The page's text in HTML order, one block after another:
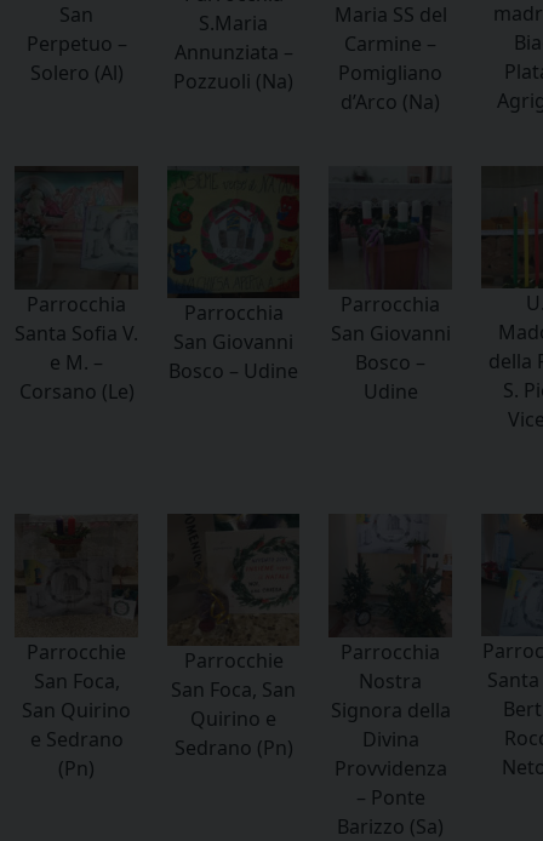
San
Perpetuo –
Solero (Al)
S.Maria
Annunziata –
Pozzuoli (Na)
Maria SS del
Carmine –
Pomigliano
d’Arco (Na)
Parrocchia
Santa Sofia V.
e M. –
Corsano (Le)
Parrocchia
San Giovanni
Bosco – Udine
Parrocchia
San Giovanni
Bosco –
Udine
della
S.
Parrocchie
San Foca,
San Quirino
e Sedrano
(Pn)
Parrocchie
San Foca, San
Quirino e
Sedrano (Pn)
Parrocchia
Nostra
Signora della
Divina
Provvidenza
– Ponte
Barizzo (Sa)